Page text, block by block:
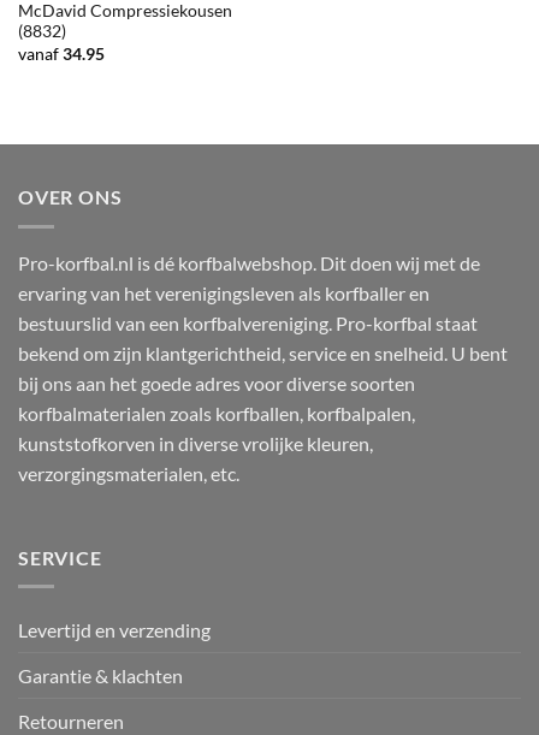
McDavid Compressiekousen
(8832)
vanaf34.95
OVER ONS
Pro-korfbal.nl is dé korfbalwebshop. Dit doen wij met de
ervaring van het verenigingsleven als korfballer en
bestuurslid van een korfbalvereniging. Pro-korfbal staat
bekend om zijn klantgerichtheid, service en snelheid. U bent
bij ons aan het goede adres voor diverse soorten
korfbalmaterialen zoals korfballen, korfbalpalen,
kunststofkorven in diverse vrolijke kleuren,
verzorgingsmaterialen, etc.
SERVICE
Levertijd en verzending
Garantie & klachten
Retourneren